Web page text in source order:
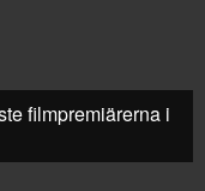
filmpremiärerna i